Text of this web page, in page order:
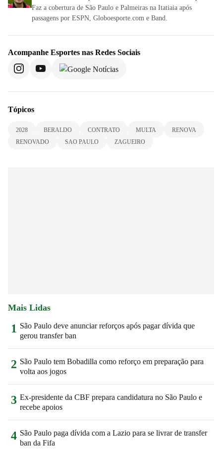
Faz a cobertura de São Paulo e Palmeiras na Itatiaia após
passagens por ESPN, Globoesporte.com e Band.
Acompanhe Esportes nas Redes Sociais
Tópicos
2028 BERALDO CONTRATO MULTA
RENOVA
RENOVADO
SAO PAULO ZAGUEIRO
Mais Lidas
1 São Paulo deve anunciar reforços após pagar dívida que
gerou transfer ban
2 São Paulo tem Bobadilla como reforço em preparação para
volta aos jogos
3 Ex-presidente da CBF prepara candidatura no São Paulo e
recebe apoios
4 São Paulo paga dívida com a Lazio para se livrar de transfer
ban da Fifa